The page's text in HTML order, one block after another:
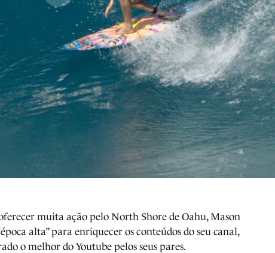
muita ação pelo North Shore de Oahu, Mason
alta” para enriquecer os conteúdos do seu canal,
o melhor do Youtube pelos seus pares.